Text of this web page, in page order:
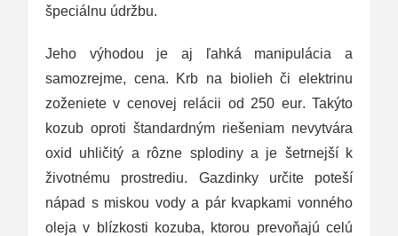
špeciálnu údržbu.
Jeho výhodou je aj ľahká manipulácia a
samozrejme, cena. Krb na biolieh či elektrinu
zoženiete v cenovej relácii od 250 eur. Takýto
kozub oproti štandardným riešeniam nevytvára
oxid uhličitý a rôzne splodiny a je šetrnejší k
životnému prostrediu. Gazdinky určite poteší
nápad s miskou vody a pár kvapkami vonného
oleja v blízkosti kozuba, ktorou prevoňajú celú